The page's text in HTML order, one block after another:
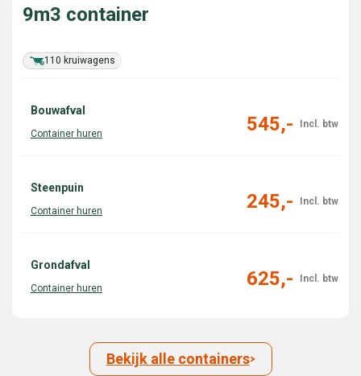
110 kruiwagens
9m3 container
Bouwafval
545,-
Steenpuin
245,-
Grondafval
625,-
Bekijk alle containers